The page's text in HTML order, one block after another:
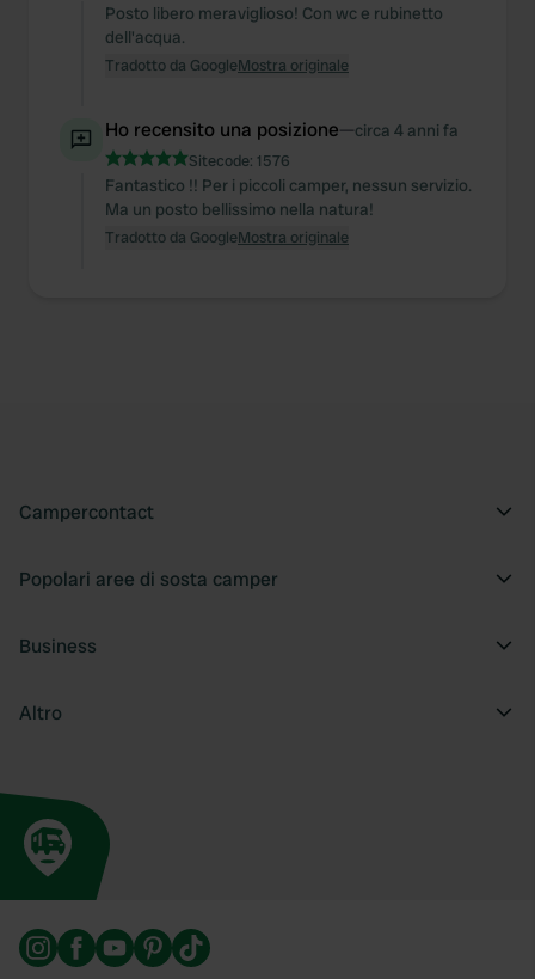
Posto libero meraviglioso! Con wc e rubinetto
dell'acqua.
Tradotto da GoogleMostra originale
Ho recensito una posizione—circa 4 anni fa
Sitecode: 1576
Fantastico !! Per i piccoli camper, nessun servizio.
Ma un posto bellissimo nella natura!
Tradotto da GoogleMostra originale
Campercontact
Popolari aree di sosta camper
Business
Altro